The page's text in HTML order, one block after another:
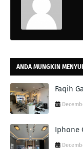
ANDA MUNGKIN
Faqih
Iphone